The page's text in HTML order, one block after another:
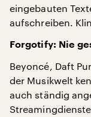
eingebauten
aufschreiben.
Forgotify: Nie
Beyoncé, Daft
der Musikwelt
auch ständig